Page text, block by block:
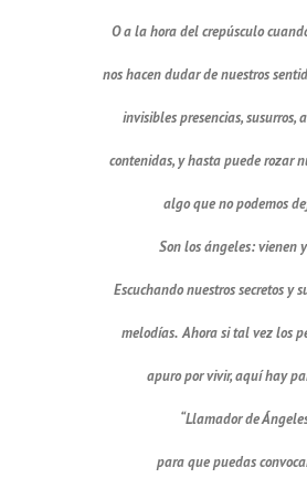
O a la hora del crepúsculo
nos hacen dudar de nuestros
invisibles presencias, susurros,
contenidas, y hasta puede rozar
algo que no podemos
Son los ángeles: vienen
Escuchando nuestros secretos y
melodías. Ahora si tal vez los
apuro por vivir, aquí hay
“Llamador de
para que puedas